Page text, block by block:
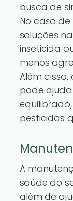
busca de
No caso
soluções
inseticida
menos
Além disso,
pode
pesticidas
A
saúde do
além de